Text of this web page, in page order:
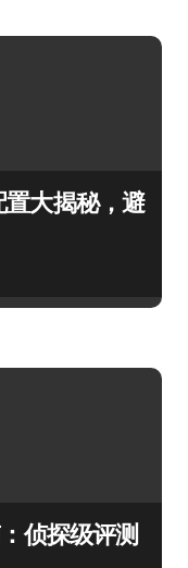
大揭秘，避
侦探级评测